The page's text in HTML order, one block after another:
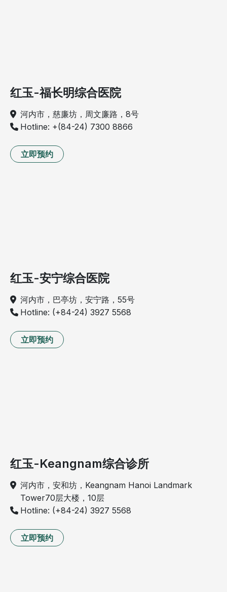
红玉-福长明综合医院
河内市，慈廉坊，周文廉路，8号
Hotline: +(84-24) 7300 8866
立即预约
红玉-安宁综合医院
河内市，巴亭坊，安宁路，55号
Hotline: (+84-24) 3927 5568
立即预约
红玉-Keangnam综合诊所
河内市，安和坊，Keangnam Hanoi Landmark
Tower70层大楼，10层
Hotline: (+84-24) 3927 5568
立即预约